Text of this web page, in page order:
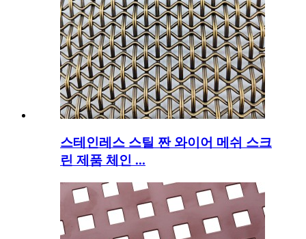
스테인레스 스틸 짠 와이어 메쉬 스크
린 제품 체인 ...